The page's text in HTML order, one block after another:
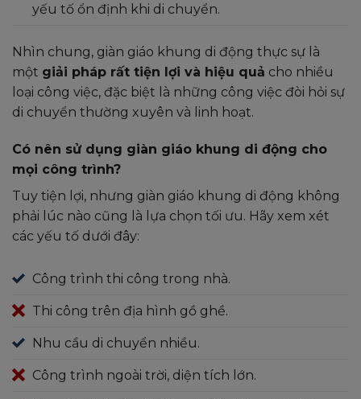
yếu tố ổn định khi di chuyển.
Nhìn chung, giàn giáo khung di động thực sự là
một giải pháp rất tiện lợi và hiệu quả cho nhiều
loại công việc, đặc biệt là những công việc đòi hỏi sự
di chuyển thường xuyên và linh hoạt.
Có nên sử dụng giàn giáo khung di động cho
mọi công trình?
Tuy tiện lợi, nhưng giàn giáo khung di động không
phải lúc nào cũng là lựa chọn tối ưu. Hãy xem xét
các yếu tố dưới đây:
Công trình thi công trong nhà.
Thi công trên địa hình gồ ghề.
Nhu cầu di chuyển nhiều.
Công trình ngoài trời, diện tích lớn.